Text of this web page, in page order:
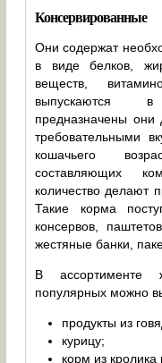
Консервированные
Они содержат
в виде белков,
веществ,
выпускаются
предназначены
требовательными
кошачьего
составляющих
количество делают
Такие корма
консервов,
жестяные банки,
В ассортименте
популярных можно
продукты из
курицу;
корм из кролика